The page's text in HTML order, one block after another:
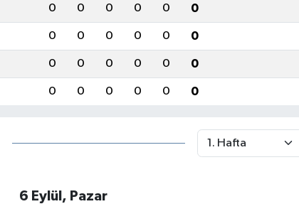
0 0 0 0 0 0
0 0 0 0 0 0
0 0 0 0 0 0
0 0 0 0 0 0
6 Eylül, Pazar